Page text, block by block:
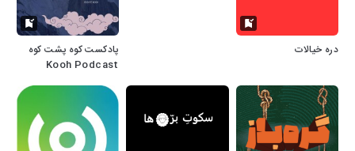
دره خیالات
پادکست کوه پشت کوه
Kooh Podcast